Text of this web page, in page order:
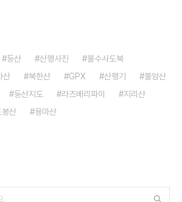
등산 산행사진
불수사도북
산 북한산 GPX 산행기
불암산
등산지도 라즈베리파이
지리산
봉산 용마산